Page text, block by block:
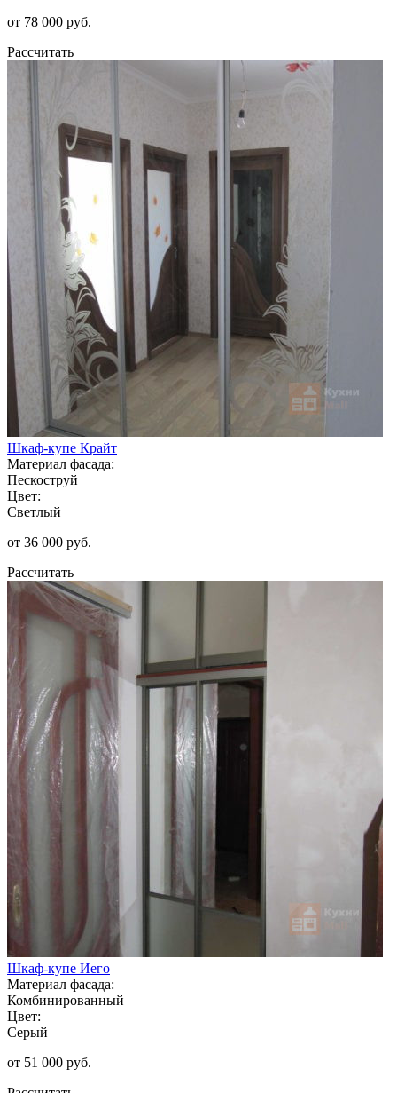
от 78 000 руб.
Рассчитать
Шкаф-купе Крайт
Материал фасада:
Пескоструй
Цвет:
Светлый
от 36 000 руб.
Рассчитать
Шкаф-купе Иего
Материал фасада:
Комбинированный
Цвет:
Серый
от 51 000 руб.